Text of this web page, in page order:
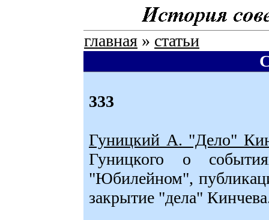
главная » статьи
333
Гуницкий А. "Дело"
Гуницкого о
"Юбилейном",
закрытие "дела"